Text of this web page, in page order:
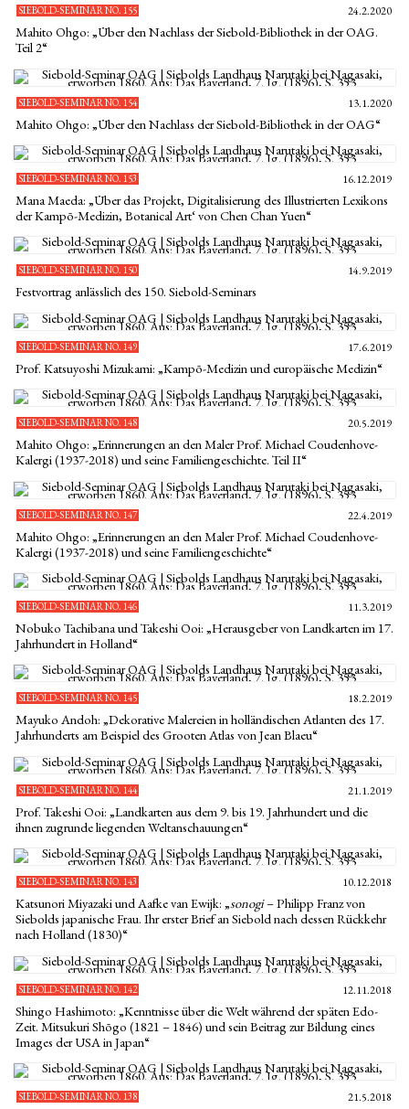
SIEBOLD-SEMINAR NO. 155 24.2.2020
Mahito Ohgo: „Über den Nachlass der Siebold-Bibliothek in der OAG.
Teil 2“
SIEBOLD-SEMINAR NO. 154 13.1.2020
Mahito Ohgo: „Über den Nachlass der Siebold-Bibliothek in der OAG“
SIEBOLD-SEMINAR NO. 153 16.12.2019
Mana Maeda: „Über das Projekt‚ Digitalisierung des Illustrierten Lexikons
der Kampō-Medizin, Botanical Art‘ von Chen Chan Yuen“
SIEBOLD-SEMINAR NO. 150 14.9.2019
Festvortrag anlässlich des 150. Siebold-Seminars
SIEBOLD-SEMINAR NO. 149 17.6.2019
Prof. Katsuyoshi Mizukami: „Kampō-Medizin und europäische Medizin“
SIEBOLD-SEMINAR NO. 148 20.5.2019
Mahito Ohgo: „Erinnerungen an den Maler Prof. Michael Coudenhove-
Kalergi (1937-2018) und seine Familiengeschichte. Teil II“
SIEBOLD-SEMINAR NO. 147 22.4.2019
Mahito Ohgo: „Erinnerungen an den Maler Prof. Michael Coudenhove-
Kalergi (1937-2018) und seine Familiengeschichte“
SIEBOLD-SEMINAR NO. 146 11.3.2019
Nobuko Tachibana und Takeshi Ooi: „Herausgeber von Landkarten im 17.
Jahrhundert in Holland“
SIEBOLD-SEMINAR NO. 145 18.2.2019
Mayuko Andoh: „Dekorative Malereien in holländischen Atlanten des 17.
Jahrhunderts am Beispiel des Grooten Atlas von Jean Blaeu“
SIEBOLD-SEMINAR NO. 144 21.1.2019
Prof. Takeshi Ooi: „Landkarten aus dem 9. bis 19. Jahrhundert und die
ihnen zugrunde liegenden Weltanschauungen“
SIEBOLD-SEMINAR NO. 143 10.12.2018
Katsunori Miyazaki und Aafke van Ewijk: „sonogi– Philipp Franz von
Siebolds japanische Frau. Ihr erster Brief an Siebold nach dessen Rückkehr
nach Holland (1830)“
SIEBOLD-SEMINAR NO. 142 12.11.2018
Shingo Hashimoto: „Kenntnisse über die Welt während der späten Edo-
Zeit. Mitsukuri Shōgo (1821 – 1846) und sein Beitrag zur Bildung eines
Images der USA in Japan“
SIEBOLD-SEMINAR NO. 138 21.5.2018